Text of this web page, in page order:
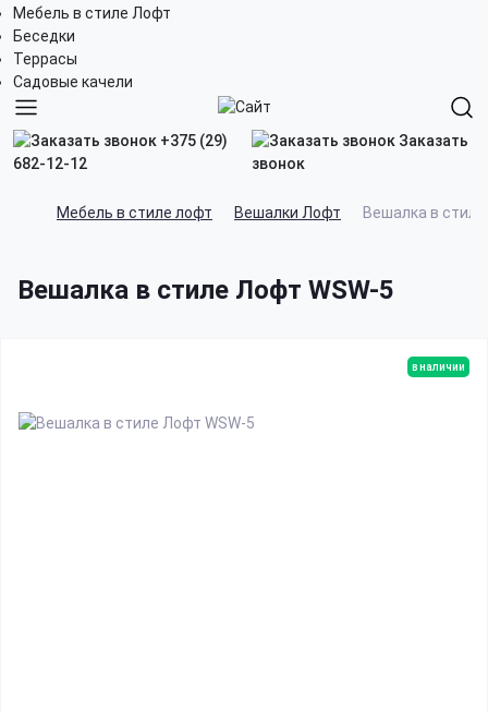
Мебель в стиле Лофт
Беседки
Террасы
Садовые качели
+375 (29)
682-12-12
Заказать
звонок
Мебель в стиле лофт Вешалки Лофт Вешалка в
Вешалка в стиле Лофт WSW-5
в наличии